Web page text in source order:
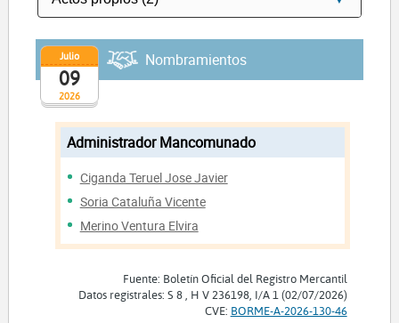
2026
Julio
09
Nombramientos
Administrador Mancomunado
Ciganda Teruel Jose Javier
Soria Cataluña Vicente
Merino Ventura Elvira
Fuente: Boletín Oficial del Registro Mercantil
Datos registrales: S 8 , H V 236198, I/A 1 (02/07/2026)
CVE: BORME-A-2026-130-46